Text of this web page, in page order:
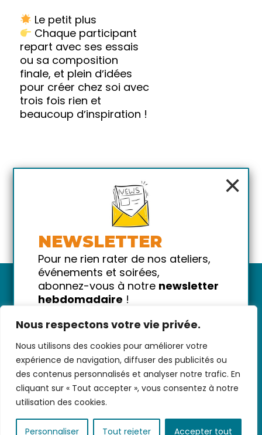
Nous respectons votre vie privée.
Nous utilisons des cookies pour améliorer votre
expérience de navigation, diffuser des publicités ou
des contenus personnalisés et analyser notre trafic. En
cliquant sur « Tout accepter », vous consentez à notre
utilisation des cookies.
Personnaliser Tout rejeter Accepter tout
Le petit plus
Chaque participant
repart avec ses essais
ou sa composition
finale, et plein dʼidées
pour créer chez soi avec
trois fois rien et
beaucoup dʼinspiration !
Nous contacter-CGV/CGU-Données
personnelles-Infos pratiques- FAQ
×
NEWSLETTER
Pour ne rien rater de nos ateliers,
événements et soirées,
abonnez-vous à notre newsletter
hebdomadaire !
!
Votre email